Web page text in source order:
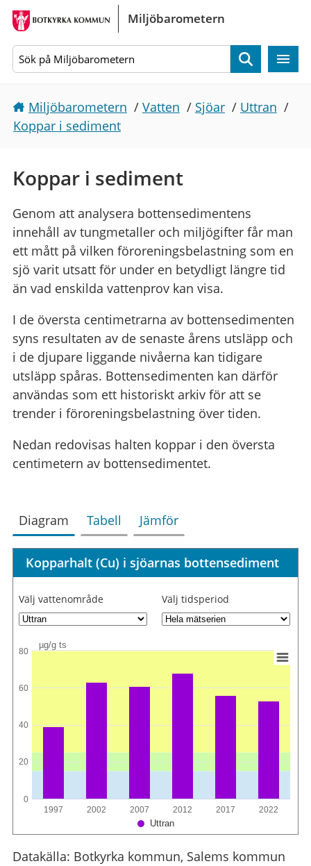
Gå direkt till sidans innehåll
Miljöbarometern
Sök
Miljöbarometern / Vatten / Sjöar / Uttran /
Koppar i sediment
Koppar i sediment
Genom att analysera bottensedimentens
innehåll av tungmetaller och miljögifter får man
ett mått på vilken föroreningsbelastning som en
sjö varit utsatt för under en betydligt längre tid
än vad enskilda vattenprov kan visa.
I de översta centimetrarna av bottensedimenten
syns resultaten av de senaste årens utsläpp och
i de djupare liggande nivåerna kan tidigare
utsläpp spåras. Bottensedimenten kan därför
användas som ett historiskt arkiv för att se
trender i föroreningsbelastning över tiden.
Nedan redovisas halten koppar i den översta
centimetern av bottensedimentet.
Diagram Tabell Jämför
Kopparhalt (Cu) i sjöarnas bottensediment
Välj vattenområde Välj tidsperiod
µg/g ts
Uttran
1997 2002 2007 2012 2017 2022
0
20
40
60
80
Datakälla: Botkyrka kommun, Salems kommun